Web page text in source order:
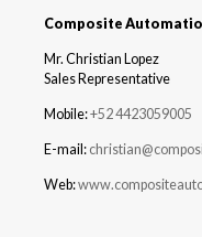
Composite
Mr. Christian Lopez
Sales Representative
Mobile:+52 4423059005
E-mail:
Web: